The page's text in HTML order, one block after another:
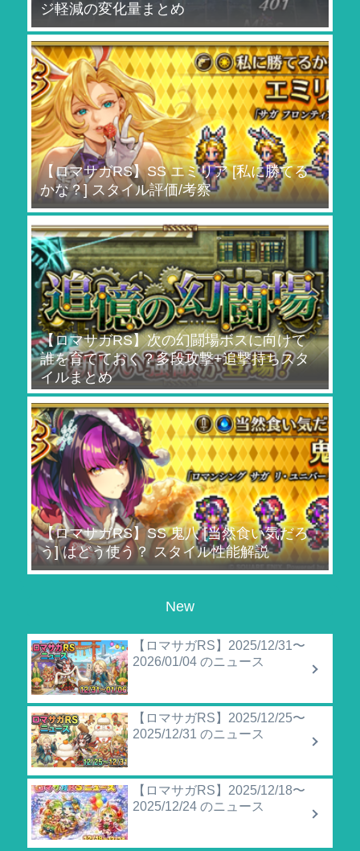
ジ軽減の変化量まとめ
【ロマサガRS】SS エミリア [私に勝てる
かな？] スタイル評価/考察
【ロマサガRS】次の幻闘場ボスに向けて
誰を育てておく？多段攻撃+追撃持ちスタ
イルまとめ
【ロマサガRS】SS 鬼八 [当然食い気だろ
う] はどう使う？ スタイル性能解説
New
【ロマサガRS】2025/12/31〜
2026/01/04 のニュース
【ロマサガRS】2025/12/25〜
2025/12/31 のニュース
【ロマサガRS】2025/12/18〜
2025/12/24 のニュース